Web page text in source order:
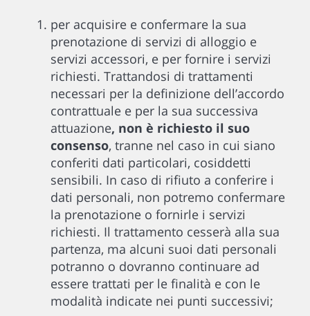
per acquisire e confermare la sua
prenotazione di servizi di alloggio e
servizi accessori, e per fornire i servizi
richiesti. Trattandosi di trattamenti
necessari per la definizione dell’accordo
contrattuale e per la sua successiva
attuazione, non è richiesto il suo
consenso, tranne nel caso in cui siano
conferiti dati particolari, cosiddetti
sensibili. In caso di rifiuto a conferire i
dati personali, non potremo confermare
la prenotazione o fornirle i servizi
richiesti. Il trattamento cesserà alla sua
partenza, ma alcuni suoi dati personali
potranno o dovranno continuare ad
essere trattati per le finalità e con le
modalità indicate nei punti successivi;